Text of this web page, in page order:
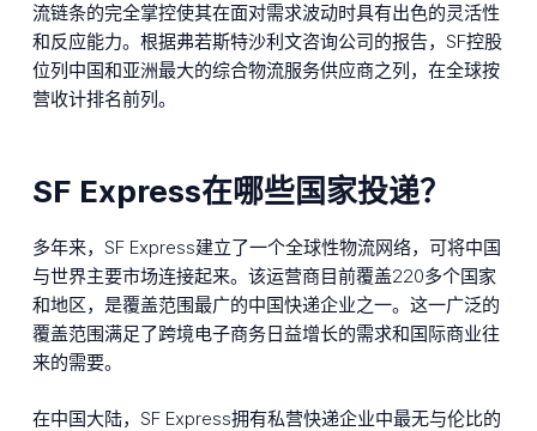
流链条的完全掌控使其在面对需求波动时具有出色的灵活性
和反应能力。根据弗若斯特沙利文咨询公司的报告，SF控股
位列中国和亚洲最大的综合物流服务供应商之列，在全球按
营收计排名前列。
SF Express在哪些国家投递？
多年来，SF Express建立了一个全球性物流网络，可将中国
与世界主要市场连接起来。该运营商目前覆盖220多个国家
和地区，是覆盖范围最广的中国快递企业之一。这一广泛的
覆盖范围满足了跨境电子商务日益增长的需求和国际商业往
来的需要。
在中国大陆，SF Express拥有私营快递企业中最无与伦比的